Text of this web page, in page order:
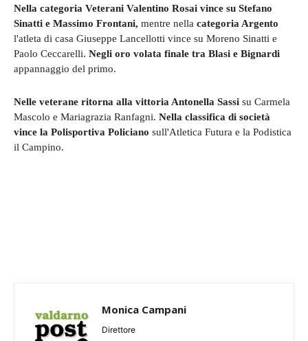
Nella categoria Veterani Valentino Rosai vince su Stefano
Sinatti e Massimo Frontani, mentre nella categoria Argento
l'atleta di casa Giuseppe Lancellotti vince su Moreno Sinatti e
Paolo Ceccarelli. Negli oro volata finale tra Blasi e Bignardi
appannaggio del primo.
Nelle veterane ritorna alla vittoria Antonella Sassi su Carmela
Mascolo e Mariagrazia Ranfagni. Nella classifica di società
vince la Polisportiva Policiano sull'Atletica Futura e la Podistica
il Campino.
Monica Campani
Direttore